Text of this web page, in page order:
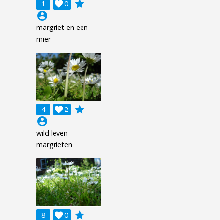
1 0

grade
account_circle
margriet en een
mier
4 2

grade
account_circle
wild leven
margrieten
8 0

grade